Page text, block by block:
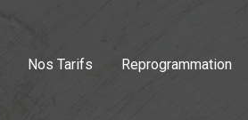
Nos Tarifs Reprogrammation